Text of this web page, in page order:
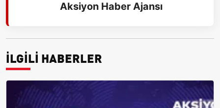
Aksiyon Haber Ajansı
İLGİLİ HABERLER